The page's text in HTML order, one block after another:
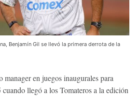
Benjamín Gil se llevó la primera derrota de la
en juegos inaugurales para
llegó a los Tomateros a la edición